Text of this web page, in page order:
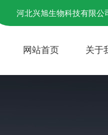
河北兴旭生物科技有限公
网站首页 关于